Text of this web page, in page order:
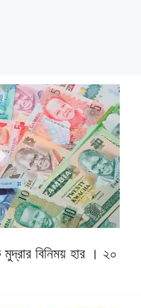
মুদ্রার বিনিময় হার । ২০